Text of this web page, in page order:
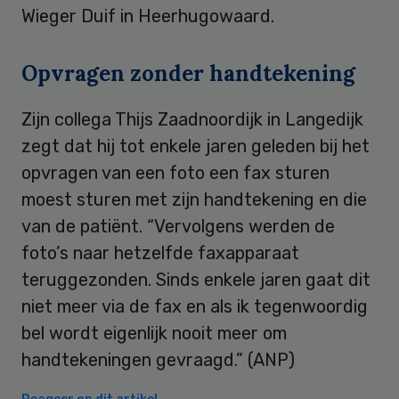
Wieger Duif in Heerhugowaard.
Opvragen zonder handtekening
Zijn collega Thijs Zaadnoordijk in Langedijk
zegt dat hij tot enkele jaren geleden bij het
opvragen van een foto een fax sturen
moest sturen met zijn handtekening en die
van de patiënt. “Vervolgens werden de
foto’s naar hetzelfde faxapparaat
teruggezonden. Sinds enkele jaren gaat dit
niet meer via de fax en als ik tegenwoordig
bel wordt eigenlijk nooit meer om
handtekeningen gevraagd.” (ANP)